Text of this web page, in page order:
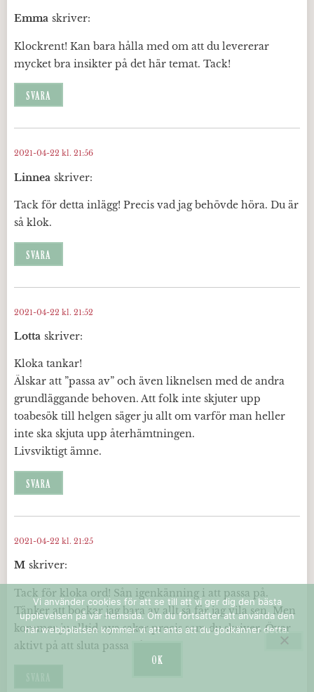
Emma skriver:
Klockrent! Kan bara hålla med om att du levererar
mycket bra insikter på det här temat. Tack!
SVARA
Linnea skriver:
2021-04-22 kl. 21:56
Tack för detta inlägg! Precis vad jag behövde höra. Du är
så klok.
SVARA
Lotta skriver:
2021-04-22 kl. 21:52
Kloka tankar!
Älskar att ”passa av” och även liknelsen med de andra
grundläggande behoven. Att folk inte skjuter upp
toabesök till helgen säger ju allt om varför man heller
inte ska skjuta upp återhämtningen.
Livsviktigt ämne.
SVARA
M skriver:
2021-04-22 kl. 21:25
Tack för kloka ord! Sån igenkänning i att passa på.
Tänker att bockar jag bara av allt så får jag vila sen. Men
kommer ju alltid nya saker precis som du skriver. Övar
aktivt på att sluta passa på 😊
Vi använder cookies för att se till att vi ger dig den bästa
upplevelsen på vår hemsida. Om du fortsätter att använda den
här webbplatsen kommer vi att anta att du godkänner detta.
OK